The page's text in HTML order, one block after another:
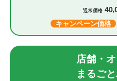
通常価格
キャンペーン価格
店舗・
まるご